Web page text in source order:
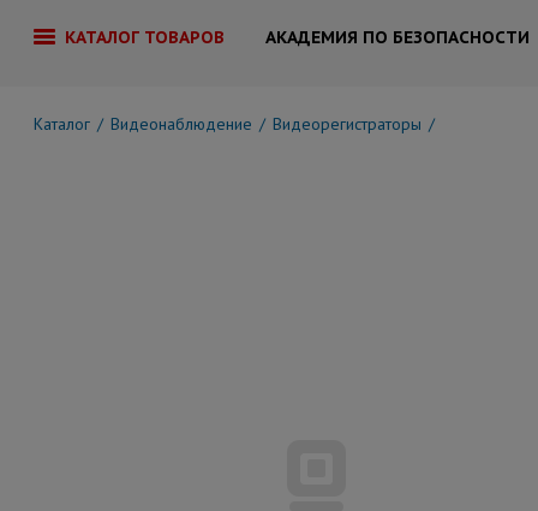
КАТАЛОГ ТОВАРОВ АКАДЕМИЯ ПО БЕЗОПАСНОСТИ
Каталог Видеонаблюдение Видеорегистраторы